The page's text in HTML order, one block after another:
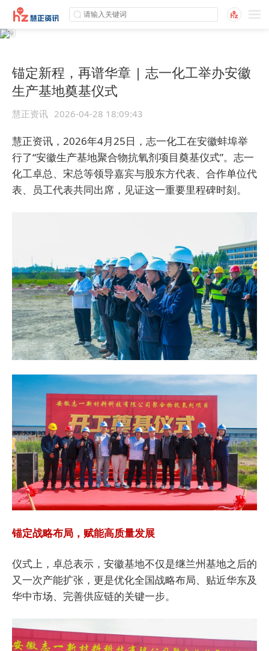
锚定新程，再谱华章 | 志一化工举办安徽
生产基地奠基仪式
慧正资讯 2026-04-28 18:09:43
慧正资讯，2026年4月25日，志一化工在安徽蚌埠举
行了“安徽生产基地聚合物抗氧剂项目奠基仪式”。志一
化工卓总、宋总等领导嘉宾与股东方代表、合作单位代
表、员工代表共同出席，见证这一重要里程碑时刻。
锚定战略布局，赋能高质量发展
仪式上，卓总表示，安徽基地不仅是继兰州基地之后的
又一次产能扩张，更是优化全国战略布局、贴近华东及
华中市场、完善供应链的关键一步。